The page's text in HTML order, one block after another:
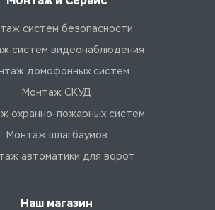
систем безопасности
систем видеонаблюдения
домофонных систем
Монтаж СКУД
охранно-пожарных систем
Монтаж шлагбаумов
автоматики для ворот
Наш магазин